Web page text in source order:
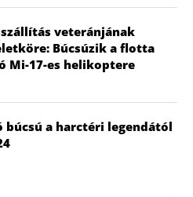
veteránjának
Búcsúzik a flotta
Mi-17-es helikoptere
búcsú a harctéri legendától